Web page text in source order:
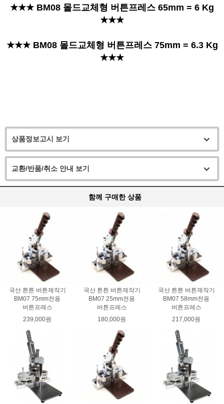
★★★ BM08 몰드교체형 버튼프레스 65mm = 6 Kg
★★★
★★★ BM08 몰드교체형 버튼프레스 75mm = 6.3 Kg
★★★
상품정보고시 보기
교환/반품/취소 안내 보기
함께 구매한 상품
국산 튼튼 버튼제작기
BM07 75mm전용
버튼프레스
239,000원
국산 튼튼 버튼제작기
BM07 25mm전용
버튼프레스
180,000원
국산 튼튼 버튼제작기
BM07 58mm전용
버튼프레스
217,000원